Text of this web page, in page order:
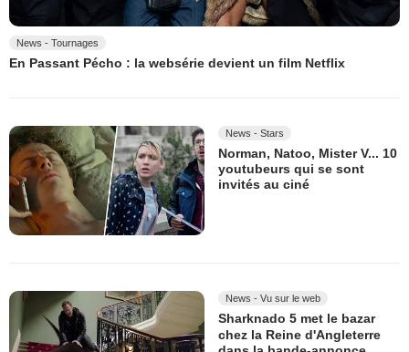
News - Tournages
En Passant Pécho : la websérie devient un film Netflix
News - Stars
Norman, Natoo, Mister V... 10
youtubeurs qui se sont
invités au ciné
News - Vu sur le web
Sharknado 5 met le bazar
chez la Reine d'Angleterre